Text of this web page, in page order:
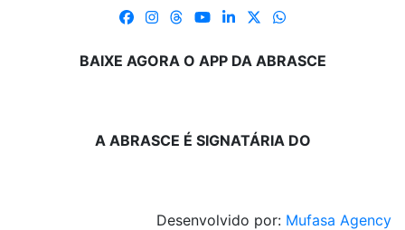
BAIXE AGORA O APP DA ABRASCE
A ABRASCE É SIGNATÁRIA DO
Desenvolvido por: Mufasa Agency